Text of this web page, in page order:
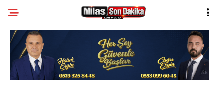
21.3
GALERİ YAZARLAR
MILAS